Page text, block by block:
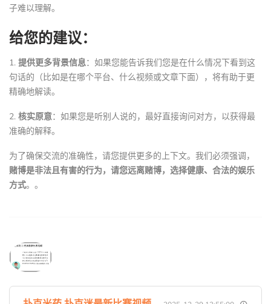
子难以理解。
给您的建议：
1. 提供更多背景信息：如果您能告诉我们您是在什么情况下看到这
句话的（比如是在哪个平台、什么视频或文章下面），将有助于更
精确地解读。
2. 核实原意：如果您是听别人说的，最好直接询问对方，以获得最
准确的解释。
为了确保交流的准确性，请您提供更多的上下文。我们必须强调，
赌博是非法且有害的行为，请您远离赌博，选择健康、合法的娱乐
方式。。